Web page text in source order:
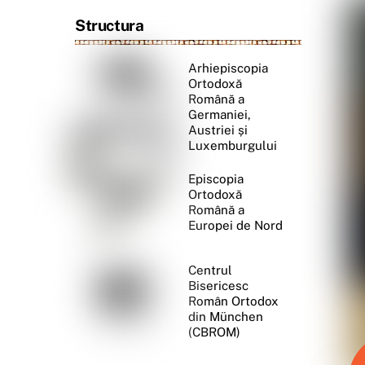
Structura
Arhiepiscopia
Ortodoxă
Română a
Germaniei,
Austriei și
Luxemburgului
Episcopia
Ortodoxă
Română a
Europei de Nord
Centrul
Bisericesc
Român Ortodox
din München
(CBROM)